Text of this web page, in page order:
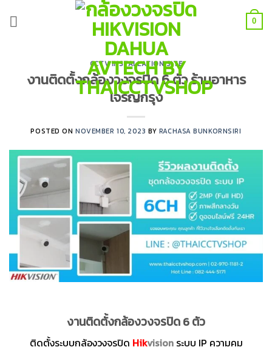
0
CCTV INSTALLATION SITE
งานติดตั้งกล้องวงจรปิด 6 ตัว ร้านอาหาร
เจริญกรุง
POSTED ONNOVEMBER 10, 2023 BY RACHASA BUNKORNSIRI
งานติดตั้งกล้องวงจรปิด 6 ตัว
ติดตั้งระบบกล้องวงจรปิด Hikvisionระบบ IP ความคม